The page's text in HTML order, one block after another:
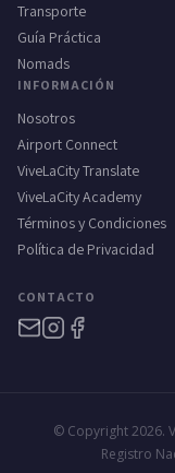
Transporte
Guía Práctica
Nomads
INFORMACIÓN
Nosotros
Airport Connect
ViveLaCity Translate
ViveLaCity Academy
Términos y Condiciones
Política de Privacidad
CONTACTO
© Copyright 2026.
Registro